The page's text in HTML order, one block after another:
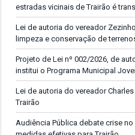
estradas vicinais de Trairão é
Lei de autoria do vereador
limpeza e conservação de
Projeto de Lei nº 002/2026, de
institui o Programa Municipal
Lei de autoria do vereador
Trairão
Audiência Pública debate crise